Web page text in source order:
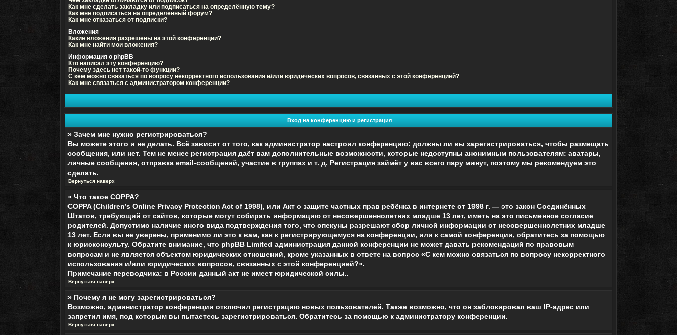
Как мне сделать закладку или подписаться на определённую тему?
Как мне подписаться на определённый форум?
Как мне отказаться от подписки?
Вложения
Какие вложения разрешены на этой конференции?
Как мне найти мои вложения?
Информация о phpBB
Кто написал эту конференцию?
Почему здесь нет такой-то функции?
С кем можно связаться по вопросу некорректного использования и/или юридических вопросов, связанных с этой конференцией?
Как мне связаться с администратором конференции?
Вход на конференцию и регистрация
» Зачем мне нужно регистрироваться?
Вы можете этого и не делать. Всё зависит от того, как администратор настроил конференцию: должны ли вы зарегистрироваться, чтобы размещать
сообщения, или нет. Тем не менее регистрация даёт вам дополнительные возможности, которые недоступны анонимным пользователям: аватары,
личные сообщения, отправка email-сообщений, участие в группах и т. д. Регистрация займёт у вас всего пару минут, поэтому мы рекомендуем это
сделать.
Вернуться наверх
» Что такое COPPA?
COPPA (Children’s Online Privacy Protection Act of 1998), или Акт о защите частных прав ребёнка в интернете от 1998 г. — это закон Соединённых
Штатов, требующий от сайтов, которые могут собирать информацию от несовершеннолетних младше 13 лет, иметь на это письменное согласие
родителей. Допустимо наличие иного вида подтверждения того, что опекуны разрешают сбор личной информации от несовершеннолетних младше
13 лет. Если вы не уверены, применимо ли это к вам, как к регистрирующемуся на конференции, или к самой конференции, обратитесь за помощью
к юрисконсульту. Обратите внимание, что phpBB Limited администрация данной конференции не может давать рекомендаций по правовым
вопросам и не является объектом юридических отношений, кроме указанных в ответе на вопрос «С кем можно связаться по вопросу некорректного
использования и/или юридических вопросов, связанных с этой конференцией?».
Примечание переводчика: в России данный акт не имеет юридической силы..
Вернуться наверх
» Почему я не могу зарегистрироваться?
Возможно, администратор конференции отключил регистрацию новых пользователей. Также возможно, что он заблокировал ваш IP-адрес или
запретил имя, под которым вы пытаетесь зарегистрироваться. Обратитесь за помощью к администратору конференции.
Вернуться наверх